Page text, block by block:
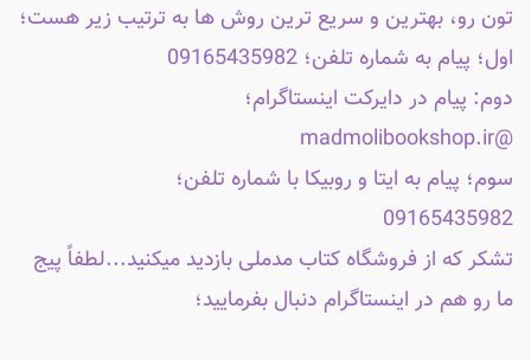
تون رو، بهترین و سریع ترین روش ها به ترتیب زیر هست؛
اول؛ پیام به شماره تلفن؛ 09165435982
دوم: پیام در دایرکت اینستاگرام؛
@madmolibookshop.ir
سوم؛ پیام به ایتا و روبیکا با شماره تلفن؛
09165435982
تشکر که از فروشگاه کتاب مدملی بازدید میکنید...لطفاً پیج
ما رو هم در اینستاگرام دنبال بفرمایید؛